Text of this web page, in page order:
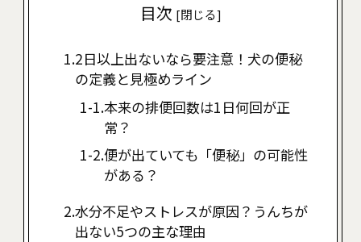
目次 [閉じる]
2日以上出ないなら要注意！犬の便秘
の定義と見極めライン
本来の排便回数は1日何回が正
常？
便が出ていても「便秘」の可能性
がある？
水分不足やストレスが原因？うんちが
出ない5つの主な理由